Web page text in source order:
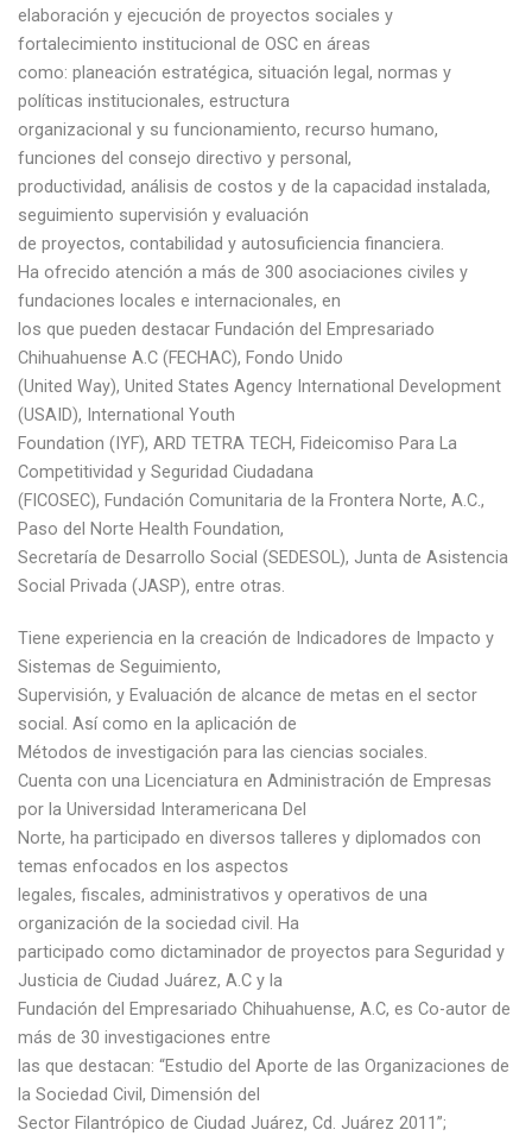
elaboración y ejecución de proyectos sociales y
fortalecimiento institucional de OSC en áreas
como: planeación estratégica, situación legal, normas y
políticas institucionales, estructura
organizacional y su funcionamiento, recurso humano,
funciones del consejo directivo y personal,
productividad, análisis de costos y de la capacidad instalada,
seguimiento supervisión y evaluación
de proyectos, contabilidad y autosuficiencia financiera.
Ha ofrecido atención a más de 300 asociaciones civiles y
fundaciones locales e internacionales, en
los que pueden destacar Fundación del Empresariado
Chihuahuense A.C (FECHAC), Fondo Unido
(United Way), United States Agency International Development
(USAID), International Youth
Foundation (IYF), ARD TETRA TECH, Fideicomiso Para La
Competitividad y Seguridad Ciudadana
(FICOSEC), Fundación Comunitaria de la Frontera Norte, A.C.,
Paso del Norte Health Foundation,
Secretaría de Desarrollo Social (SEDESOL), Junta de Asistencia
Social Privada (JASP), entre otras.
Tiene experiencia en la creación de Indicadores de Impacto y
Sistemas de Seguimiento,
Supervisión, y Evaluación de alcance de metas en el sector
social. Así como en la aplicación de
Métodos de investigación para las ciencias sociales.
Cuenta con una Licenciatura en Administración de Empresas
por la Universidad Interamericana Del
Norte, ha participado en diversos talleres y diplomados con
temas enfocados en los aspectos
legales, fiscales, administrativos y operativos de una
organización de la sociedad civil. Ha
participado como dictaminador de proyectos para Seguridad y
Justicia de Ciudad Juárez, A.C y la
Fundación del Empresariado Chihuahuense, A.C, es Co-autor de
más de 30 investigaciones entre
las que destacan: “Estudio del Aporte de las Organizaciones de
la Sociedad Civil, Dimensión del
Sector Filantrópico de Ciudad Juárez, Cd. Juárez 2011”;